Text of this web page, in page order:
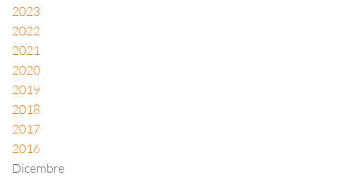
2023
2022
2021
2020
2019
2018
2017
2016
Dicembre